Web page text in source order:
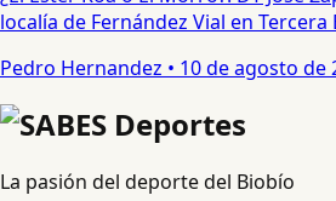
localía de Fernández Vial en Tercera
Pedro Hernandez • 10 de agosto de
La pasión del deporte del Biobío